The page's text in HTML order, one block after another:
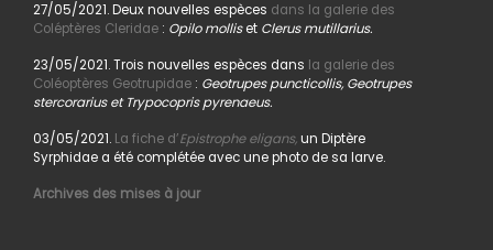
27/05/2021. Deux nouvelles espèces dans la galerie des
Coléptères Cleridae: Opilo molliset Clerus mutillarius.
23/05/2021. Trois nouvelles espèces dans la galerie des
Coléoptères Geotrupidae: Geotrupes puncticollis, Geotrupes
stercorarius et Trypocopris pyrenaeus.
03/05/2021. La fiche d’Epistrophe eligans,un Diptère
Syrphidae a été complétée avec une photo de sa larve.
Archives des mises à jour